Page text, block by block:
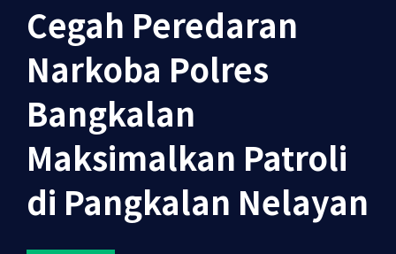
Cegah Peredaran
Narkoba Polres
Bangkalan
Maksimalkan Patroli
di Pangkalan Nelayan